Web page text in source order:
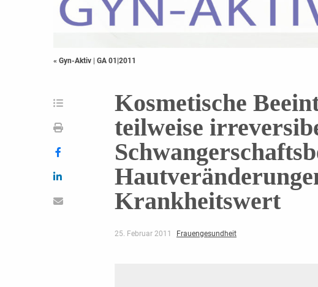
« Gyn-Aktiv | GA 01|2011
Kosmetische
teilweise
Krankheitswert
25. Februar 2011 Frauengesundheit